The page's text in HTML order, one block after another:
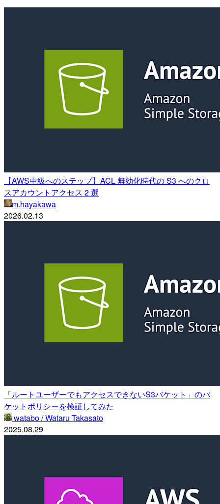
【AWS中級へのステップ】ACL 無効化時代の S3 へのクロ
スアカウントアクセス 2 選
m.hayakawa
2026.02.13
「ルートユーザーでもアクセスできないS3バケット」のバ
ケットポリシーを検証してみた
watabo / Wataru Takasato
2025.08.29